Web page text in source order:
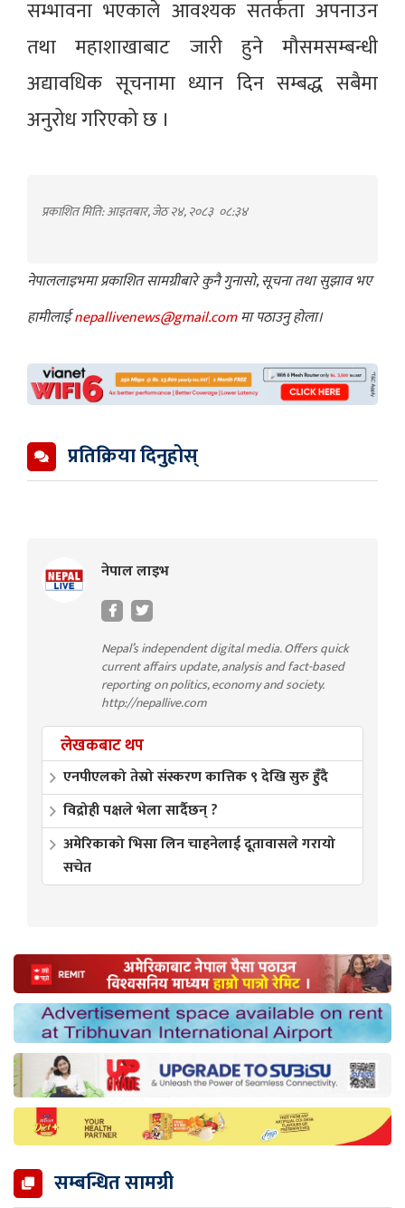
सम्भावना भएकाले आवश्यक सतर्कता अपनाउन
तथा महाशाखाबाट जारी हुने मौसमसम्बन्धी
अद्यावधिक सूचनामा ध्यान दिन सम्बद्ध सबैमा
अनुरोध गरिएको छ ।
प्रकाशित मिति: आइतबार, जेठ २४, २०८३ ०८:३४
नेपाललाइभमा प्रकाशित सामग्रीबारे कुनै गुनासो, सूचना तथा सुझाव भए
हामीलाईnepallivenews@gmail.comमा पठाउनु होला।
प्रतिक्रिया दिनुहोस्
नेपाल लाइभ
Nepal’s independent digital media. Offers quick
current affairs update, analysis and fact-based
reporting on politics, economy and society.
http://nepallive.com
लेखकबाट थप
एनपीएलको तेस्रो संस्करण कात्तिक ९ देखि सुरु हुँदै
विद्रोही पक्षले भेला सार्दैछन् ?
अमेरिकाको भिसा लिन चाहनेलाई दूतावासले गरायो
सचेत
सम्बन्धित सामग्री